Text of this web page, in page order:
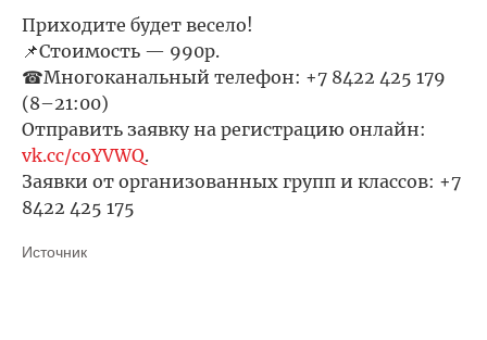
Приходите будет весело!
📌Стоимость — 990р.
☎Многоканальный телефон: +7 8422 425 179
(8–21:00)
Отправить заявку на регистрацию онлайн:
vk.cc/coYVWQ.
Заявки от организованных групп и классов: +7
8422 425 175
Источник